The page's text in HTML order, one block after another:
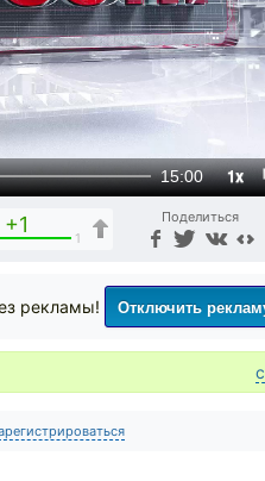
15:00 1x
+1
1
Поделиться
рекламы! Отключить